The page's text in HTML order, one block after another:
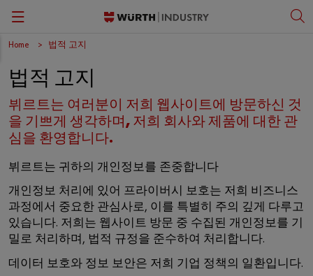
Back
간반 솔루션
품질 관리
키팅 및 조립
ORSY®자판기
Back
패스너
작업 안전 보호 용품
전문 제품 및 정밀 조립 부품
소형 전기 부품
Back
뷔르트 비즈니스 아카데미
문화
Back
한국어
English
Home 법적 고지
법적 고지
뷔르트는 여러분이 저희 웹사이트에 방문하신 것
을 기쁘게 생각하며, 저희 회사와 제품에 대한 관
심을 환영합니다.
뷔르트는 귀하의 개인정보를 존중합니다
개인정보 처리에 있어 프라이버시 보호는 저희 비즈니스
과정에서 중요한 관심사로, 이를 특별히 주의 깊게 다루고
있습니다. 저희는 웹사이트 방문 중 수집된 개인정보를 기
밀로 처리하며, 법적 규정을 준수하여 처리합니다.
데이터 보호와 정보 보안은 저희 기업 정책의 일환입니다.